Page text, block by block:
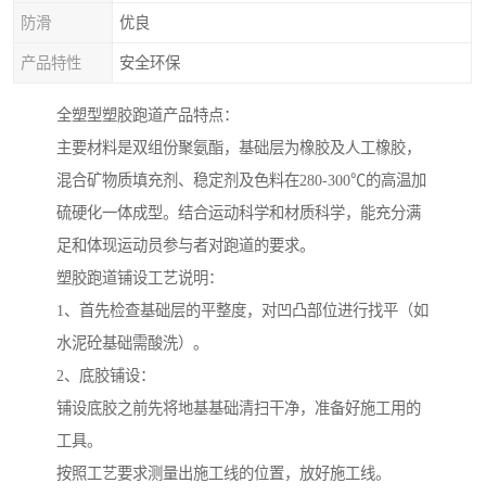
防滑 优良
产品特性 安全环保
全塑型塑胶跑道产品特点：
主要材料是双组份聚氨酯，基础层为橡胶及人工橡胶，
混合矿物质填充剂、稳定剂及色料在280-300℃的高温加
硫硬化一体成型。结合运动科学和材质科学，能充分满
足和体现运动员参与者对跑道的要求。
塑胶跑道铺设工艺说明：
1、首先检查基础层的平整度，对凹凸部位进行找平（如
水泥砼基础需酸洗）。
2、底胶铺设：
铺设底胶之前先将地基基础清扫干净，准备好施工用的
工具。
按照工艺要求测量出施工线的位置，放好施工线。